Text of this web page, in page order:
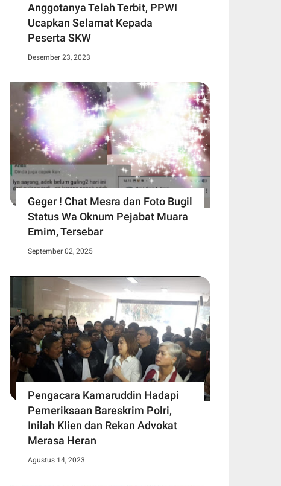
Anggotanya Telah Terbit, PPWI
Ucapkan Selamat Kepada
Peserta SKW
Desember 23, 2023
Geger ! Chat Mesra dan Foto Bugil
Status Wa Oknum Pejabat Muara
Emim, Tersebar
September 02, 2025
Pengacara Kamaruddin Hadapi
Pemeriksaan Bareskrim Polri,
Inilah Klien dan Rekan Advokat
Merasa Heran
Agustus 14, 2023